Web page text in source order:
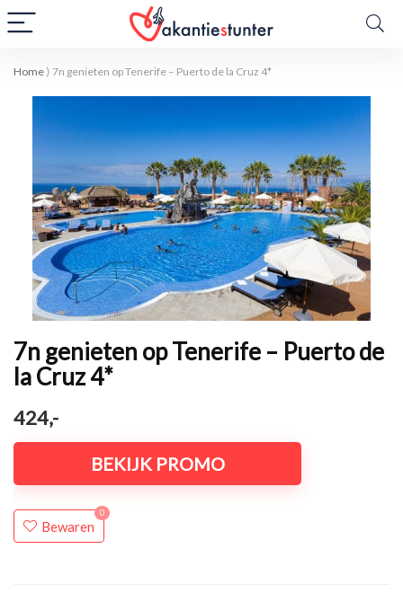
Home ⟩ 7n genieten op Tenerife – Puerto de la Cruz 4*
7n genieten op Tenerife – Puerto de
la Cruz 4*
424,-
BEKIJK PROMO
Bewaren
0